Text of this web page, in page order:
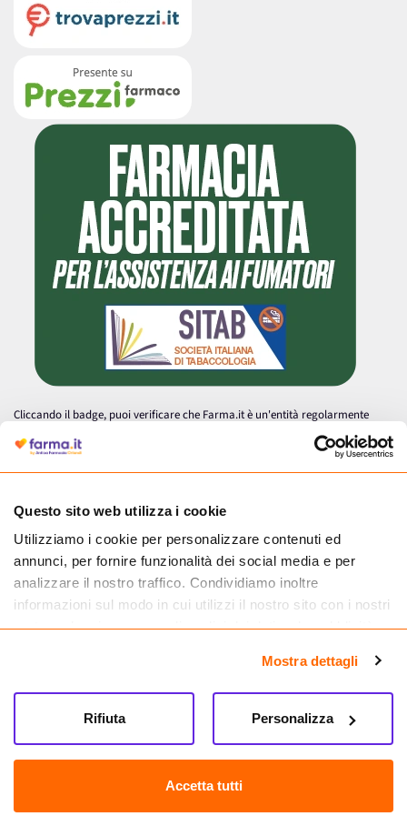
Questo sito web utilizza i cookie
Utilizziamo i cookie per personalizzare contenuti ed
annunci, per fornire funzionalità dei social media e per
analizzare il nostro traffico. Condividiamo inoltre
informazioni sul modo in cui utilizzi il nostro sito con i nostri
partner che si occupano di analisi dei dati web, pubblicità e
informazioni che hai fornito loro o che hanno raccolto dal
tuo utilizzo dei loro servizi.
Mostra dettagli
Accetta tutti
Personalizza
Rifiuta
Cliccando il badge, puoi verificare che Farma.it è un'entità regolarmente
autorizzata dal Ministero della Salute a effettuare la vendita online di
medicinali.
Farma.it S.a.s. P. IVA 07417261216 REA: NA-884088
CREDITS
Sede legale Via delle Repubbliche Marinare 128, 80147 Napoli